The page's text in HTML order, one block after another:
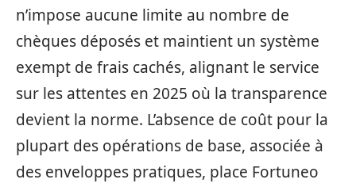
n’impose aucune limite au nombre de
chèques déposés et maintient un système
exempt de frais cachés, alignant le service
sur les attentes en 2025 où la transparence
devient la norme. L’absence de coût pour la
plupart des opérations de base, associée à
des enveloppes pratiques, place Fortuneo